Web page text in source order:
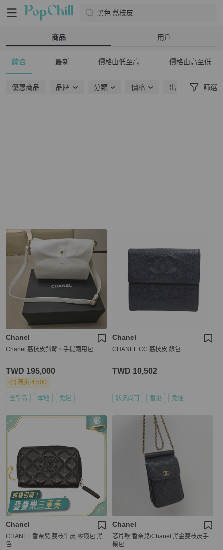
黑色 荔枝皮
商品 用戶
綜合 最新 價格由低至高 價格由高至低
優惠商品 品牌 分類 價格 出貨地點 篩選
Chanel
Chanel 荔枝皮斜背、手提兩用包
TWD 195,000
現折 4,500
全新品 本地 免運
Chanel
CHANEL CC 荔枝皮 銀包
TWD 10,502
狀況尚可 香港 免運
Chanel
CHANEL 香奈兒 荔枝牛皮 零錢包 黑
色
Chanel
芯片款 香奈兒/Chanel 黑金荔枝皮手
機包